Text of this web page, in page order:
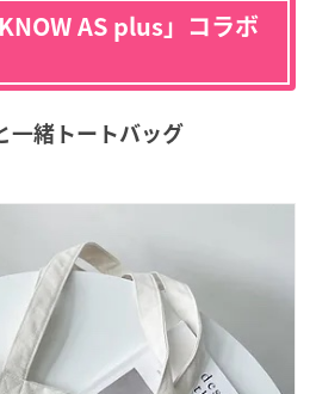
AS plus」コラボ
緒トートバッグ